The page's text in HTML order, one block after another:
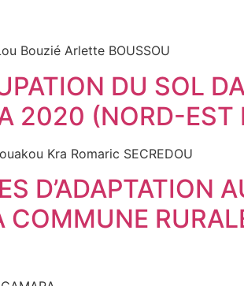
Bouzié Arlette BOUSSOU
DU SOL
2020 (NORD-EST
Kra Romaric SECREDOU
D’ADAPTATION